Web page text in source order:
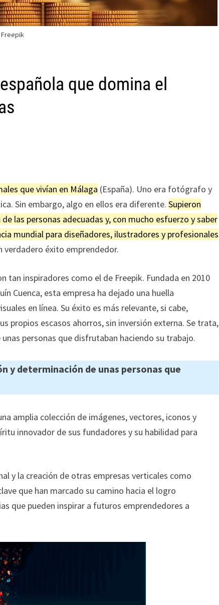
que domina el
que vivían en Málaga (España). Uno era fotógrafo y
Sin embargo, algo en ellos era diferente.Supieron
las personas adecuadas y, con mucho esfuerzo y saber
mundial para diseñadores, ilustradores y profesionales
verdadero éxito emprendedor.
tan inspiradores como el de Freepik. Fundada en 2010
Cuenca, esta empresa ha dejado una huella
en línea. Su éxito es más relevante, si cabe,
propios escasos ahorros, sin inversión externa. Se trata,
personas que disfrutaban haciendo su trabajo.
y determinación de unas personas que
amplia colección de imágenes, vectores, iconos y
innovador de sus fundadores y su habilidad para
y la creación de otras empresas verticales como
que han marcado su camino hacia el logro
que pueden inspirar a futuros emprendedores a